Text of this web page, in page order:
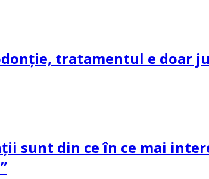
tratamentul e doar
sunt din ce în ce mai